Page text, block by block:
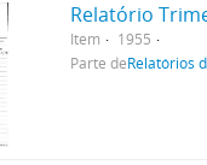
Relatório
Item
1955
Parte deRelatórios